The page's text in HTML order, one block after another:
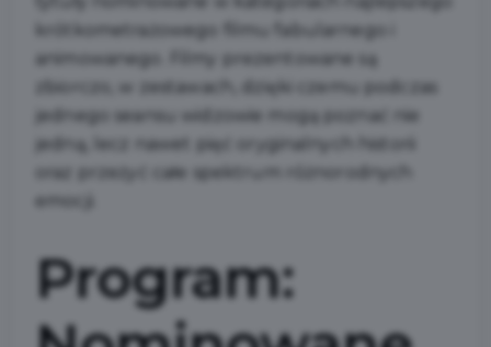
krótkometrażowego filmu fabularnego i
animowanego. Filmy prezentowane są
zbiorczo, w zestawach, dzięki czemu podczas
jednego seansu widzowie mogą poznać nie
jedną, lecz nawet pięć oryginalnych historii
oraz przeżyć całe spektrum różnorodnych
emocji.
Program: